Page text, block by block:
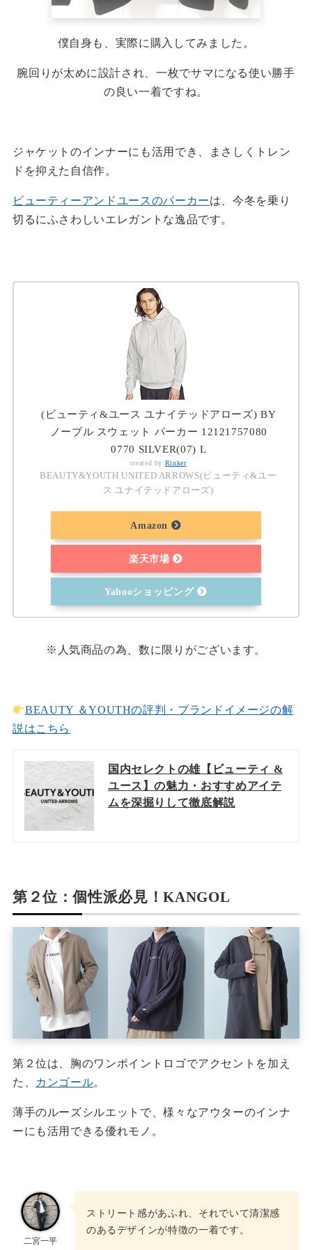
僕自身も、実際に購入してみました。
腕回りが太めに設計され、一枚でサマになる使い勝手
の良い一着ですね。
ジャケットのインナーにも活用でき、まさしくトレン
ドを抑えた自信作。
ビューティーアンドユースのパーカーは、今冬を乗り
切るにふさわしいエレガントな逸品です。
(ビューティ&ユース ユナイテッドアローズ) BY
ノーブル スウェット パーカー 12121757080
0770 SILVER(07) L
created by Rinker
BEAUTY&YOUTH UNITED ARROWS(ビューティ&ユー
ス ユナイテッドアローズ)
Amazon
楽天市場
Yahooショッピング
※人気商品の為、数に限りがございます。
BEAUTY ＆YOUTHの評判・ブランドイメージの解
説はこちら
国内セレクトの雄【ビューティ &
ユース】の魅力・おすすめアイテ
ムを深掘りして徹底解説
第２位：個性派必見！KANGOL
第２位は、胸のワンポイントロゴでアクセントを加え
た、
カンゴール。
薄手のルーズシルエットで、様々なアウターのインナ
ーにも活用できる優れモノ。
二宮一平
ストリート感があふれ、それでいて清潔感
のあるデザインが特徴の一着です。